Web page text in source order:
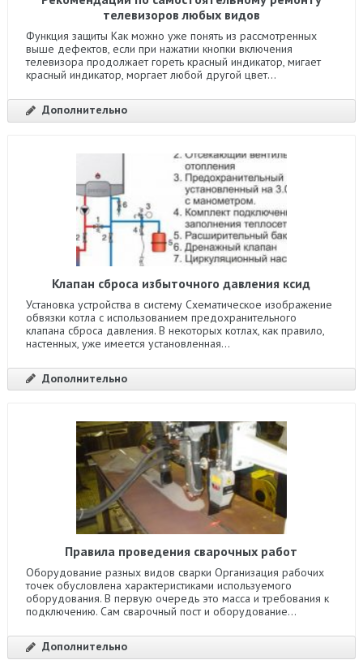
телевизоров любых видов
Функция защиты Как можно уже понять из рассмотренных
выше дефектов, если при нажатии кнопки включения
телевизора продолжает гореть красный индикатор, мигает
красный индикатор, моргает любой другой цвет...
Дополнительно
Клапан сброса избыточного давления ксид
Установка устройства в систему Схематическое изображение
обвязки котла с использованием предохранительного
клапана сброса давления. В некоторых котлах, как правило,
настенных, уже имеется установленная...
Дополнительно
Правила проведения сварочных работ
Оборудование разных видов сварки Организация рабочих
точек обусловлена характеристиками используемого
оборудования. В первую очередь это масса и требования к
подключению. Сам сварочный пост и оборудование...
Дополнительно